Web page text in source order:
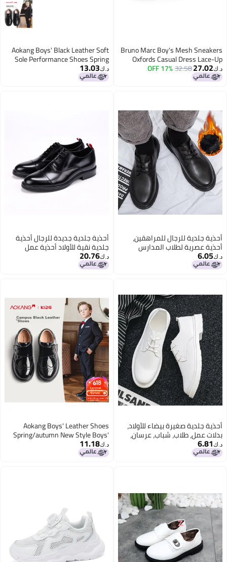
Bruno Marc Boy's Mesh Sneakers
Oxfords Casual Dress Lace-Up
Lightweight Walking Shoes,Size 6
Big Kid,Brown,SBOX2503K
د.ك‏27.02
32.58
17% OFF
Aokang Boys' Black Leather Soft
Sole Performance Shoes Spring
And Autumn New Children's
British Style Genuine Leather
د.ك‏13.03
أحذية جلدية للرجال للمراهقين،
أحذية عصرية لطلاب المدارس
الثانوية والابتدائية وطلاب المدارس
المتوسطة، أحذية جلدية صغيرة
د.ك‏6.05
أحذية جلدية جديدة للرجال أحذية
جلدية نقية للأولاد أحذية عمل
رسمية لأعمال الزفاف رأس دائري
د.ك‏20.76
أحذية جلدية صغيرة بيضاء للأولاد،
بدلات عمل، طلاب، شباب، عرسان،
موضة بريطانية، أحذية عصرية
د.ك‏6.81
Aokang Boys' Leather Shoes
Spring/autumn New Style Boys'
Student Performance Shoes
Children's British Style Big Kids
د.ك‏11.18